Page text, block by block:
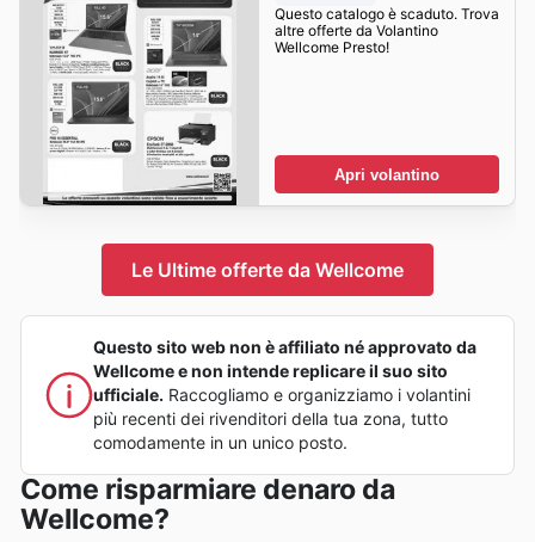
Questo catalogo è scaduto. Trova
altre offerte da Volantino
Wellcome Presto!
Apri volantino
Le Ultime offerte da Wellcome
Questo sito web non è affiliato né approvato da
Wellcome e non intende replicare il suo sito
ufficiale. Raccogliamo e organizziamo i volantini
più recenti dei rivenditori della tua zona, tutto
comodamente in un unico posto.
Come risparmiare denaro da
Wellcome?